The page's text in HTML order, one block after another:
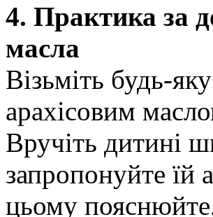
4. Практика за
масла
Візьміть будь-
арахісовим
Вручіть дитині
запропонуйте їй
цьому